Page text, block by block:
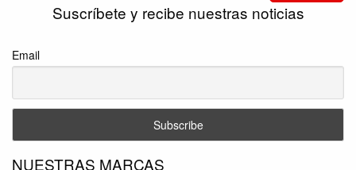
Suscríbete y recibe nuestras noticias
Email
NUESTRAS MARCAS